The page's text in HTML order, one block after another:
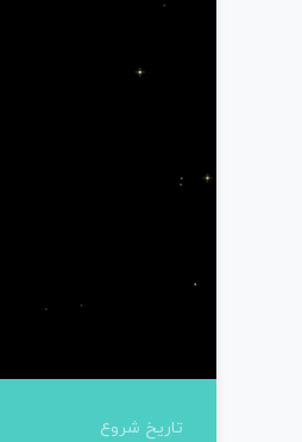
تاریخ شروع